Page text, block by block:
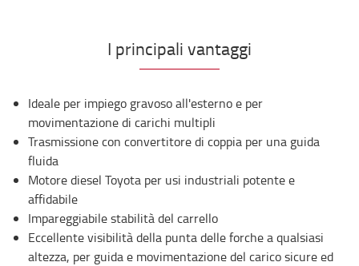
I principali vantaggi
Ideale per impiego gravoso all'esterno e per
movimentazione di carichi multipli
Trasmissione con convertitore di coppia per una guida
fluida
Motore diesel Toyota per usi industriali potente e
affidabile
Impareggiabile stabilità del carrello
Eccellente visibilità della punta delle forche a qualsiasi
altezza, per guida e movimentazione del carico sicure ed